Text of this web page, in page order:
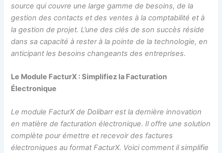
source qui couvre une large gamme de besoins, de la
gestion des contacts et des ventes à la comptabilité et à
la gestion de projet. L’une des clés de son succès réside
dans sa capacité à rester à la pointe de la technologie, en
anticipant les besoins changeants des entreprises.
Le Module FacturX : Simplifiez la Facturation
Électronique
Le module FacturX de Dolibarr est la dernière innovation
en matière de facturation électronique. Il offre une solution
complète pour émettre et recevoir des factures
électroniques au format FacturX. Voici comment il simplifie